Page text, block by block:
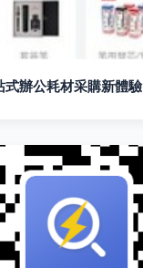
辦公耗材采購新體驗